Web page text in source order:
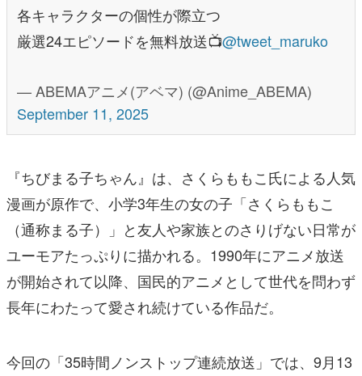
各キャラクターの個性が際立つ
厳選24エピソードを無料放送📺@tweet_maruko
— ABEMAアニメ(アベマ) (@Anime_ABEMA)
September 11, 2025
『ちびまる子ちゃん』は、さくらももこ氏による人気
漫画が原作で、小学3年生の女の子「さくらももこ
（通称まる子）」と友人や家族とのさりげない日常が
ユーモアたっぷりに描かれる。1990年にアニメ放送
が開始されて以降、国民的アニメとして世代を問わず
長年にわたって愛され続けている作品だ。
今回の「35時間ノンストップ連続放送」では、9月13